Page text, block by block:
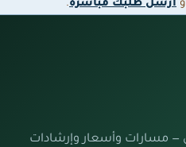
أرسل طلبك مباشرة.
— مسارات وأسعار وإرشادات